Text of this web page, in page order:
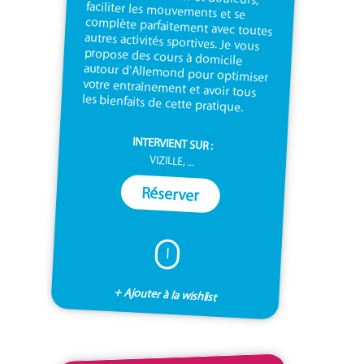
les bienfaits de cette pratique.
INTERVIENT SUR :
VIZILLE, ...
Réserver
I
+ Ajouter à la wishlist